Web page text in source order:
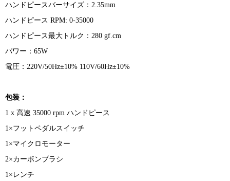
ハンドピースバーサイズ：2.35mm
ハンドピース RPM: 0-35000
ハンドピース最大トルク：280 gf.cm
パワー：65W
電圧：220V/50Hz±10% 110V/60Hz±10%
包装：
1 x 高速 35000 rpm ハンドピース
1×フットペダルスイッチ
1×マイクロモーター
2×カーボンブラシ
1×レンチ